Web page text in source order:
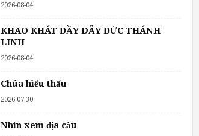
2026-08-04
KHAO KHÁT ĐẦY DẪY ĐỨC THÁNH
LINH
2026-08-04
Chúa hiểu thấu
2026-07-30
Nhìn xem địa cầu